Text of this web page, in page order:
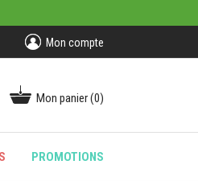
Mon compte
Mon panier(0)
PROMOTIONS